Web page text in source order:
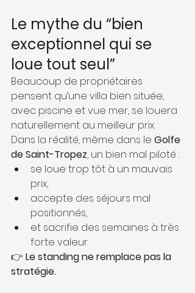
Le mythe du “bien
exceptionnel qui se
loue tout seul”
Beaucoup de propriétaires
pensent qu’une villa bien située,
avec piscine et vue mer, se louera
naturellement au meilleur prix.
Dans la réalité, même dans le Golfe
de Saint-Tropez, un bien mal piloté :
se loue trop tôt à un mauvais
prix,
accepte des séjours mal
positionnés,
et sacrifie des semaines à très
forte valeur.
👉 Le standing ne remplace pas la
stratégie.